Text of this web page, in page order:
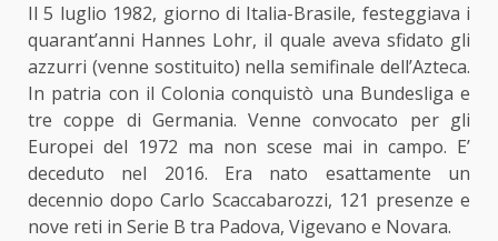
Il 5 luglio 1982, giorno di Italia-Brasile, festeggiava i
quarant’anni Hannes Lohr, il quale aveva sfidato gli
azzurri (venne sostituito) nella semifinale dell’Azteca.
In patria con il Colonia conquistò una Bundesliga e
tre coppe di Germania. Venne convocato per gli
Europei del 1972 ma non scese mai in campo. E’
deceduto nel 2016. Era nato esattamente un
decennio dopo Carlo Scaccabarozzi, 121 presenze e
nove reti in Serie B tra Padova, Vigevano e Novara.